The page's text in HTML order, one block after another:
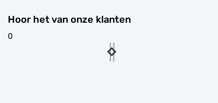
Hoor het van onze klanten
0